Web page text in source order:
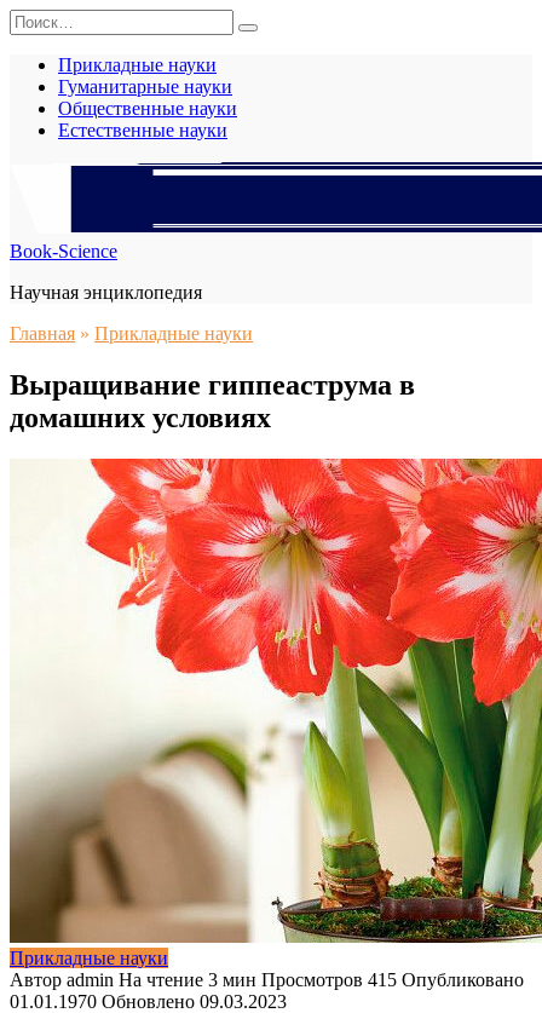
Перейти
к
содержанию
Search
for:
Прикладные науки
Гуманитарные науки
Общественные науки
Естественные науки
Book-Science
Научная энциклопедия
Главная » Прикладные науки
Выращивание гиппеаструма в
домашних условиях
Прикладные науки
Автор admin На чтение 3 мин Просмотров 415 Опубликовано
01.01.1970 Обновлено 09.03.2023